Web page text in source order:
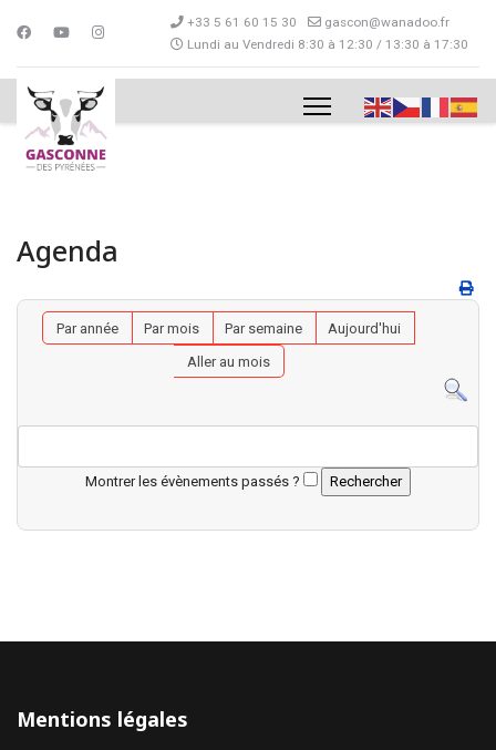
+33 5 61 60 15 30
gascon@wanadoo.fr
Lundi au Vendredi 8:30 à 12:30 / 13:30 à 17:30
Agenda
Par année Par mois Par semaine
Aujourd'hui
Aller au mois
Montrer les évènements passés ?
Mentions légales